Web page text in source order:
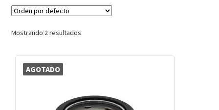
Mostrando 2 resultados
AGOTADO